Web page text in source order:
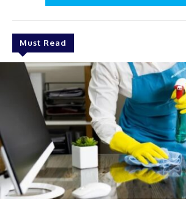
Must Read